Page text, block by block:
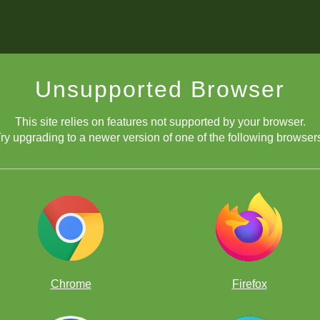
Unsupported Browser
This site relies on features not supported by your browser.
upgrading to a newer version of one of the following
Chrome Firefox